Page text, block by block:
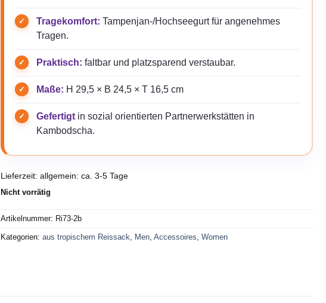
Tragekomfort: Tampenjan-/Hochseegurt für angenehmes
Tragen.
Praktisch: faltbar und platzsparend verstaubar.
Maße: H 29,5 × B 24,5 × T 16,5 cm
Gefertigtin sozial orientierten Partnerwerkstätten in
Kambodscha.
Lieferzeit: allgemein: ca. 3-5 Tage
Nicht vorrätig
Artikelnummer: Ri73-2b
Kategorien: aus tropischem Reissack Men, Accessoires Women